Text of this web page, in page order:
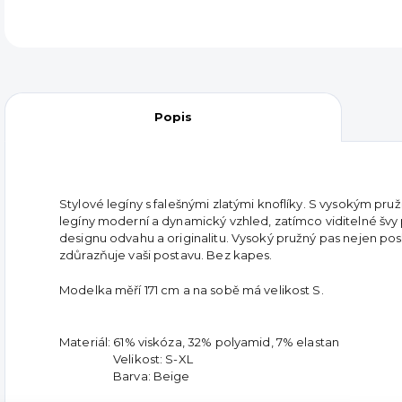
Popis
Stylové legíny s falešnými zlatými knoflíky. S vysokým
legíny moderní a dynamický vzhled, zatímco viditelné
designu odvahu a originalitu. Vysoký pružný pas nejen
zdůrazňuje vaši postavu. Bez kapes.
Modelka měří 171 cm a na sobě má velikost S.
Materiál: 61% viskóza, 32% polyamid, 7% elastan
Velikost: S-XL
Barva: Beige